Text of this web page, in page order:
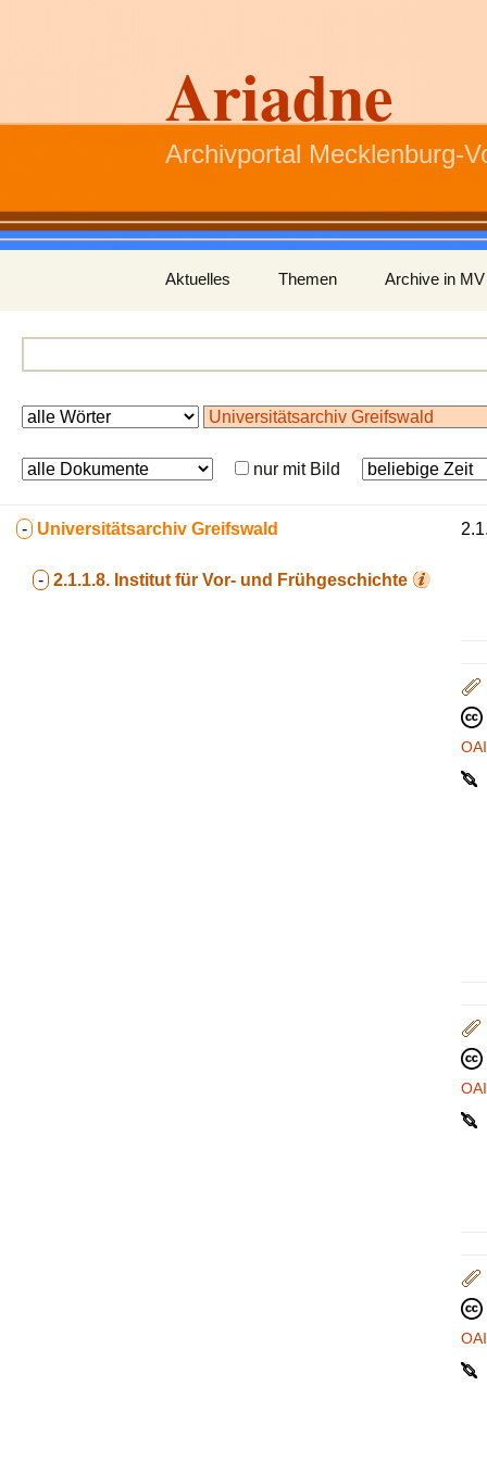
Ariadne
Archivportal Mecklenburg-
Inhalt
springen
Aktuelles Themen Archive in MV
nur mit Bild
- Universitätsarchiv Greifswald
- 2.1.1.8. Institut für Vor- und Frühgeschichte